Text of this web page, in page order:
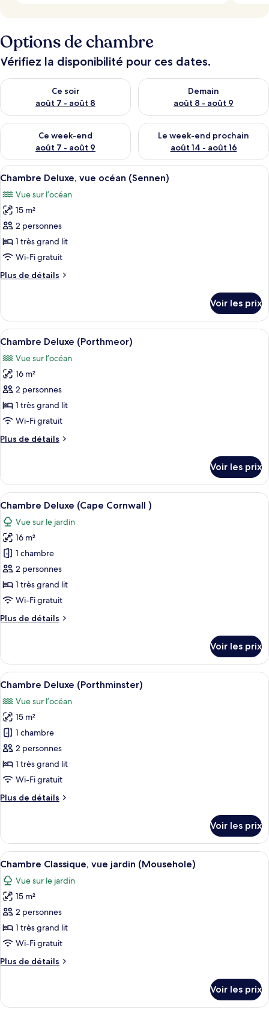
Options de chambre
Vérifiez la disponibilité pour ces dates.
Ce soir
août 7 - août 8
Vérifier la disponibilité pour ce soir août 7 - août 8
Demain
août 8 - août 9
Vérifier la disponibilité pour
Ce week-end
août 7 - août 9
Vérifier la disponibilité pour ce week-end août 7 - août 9
Le week-end prochain
août 14 - août 16
Vérifier la disponibilité pour
Afficher
toutes
les
photos
pour
ce
type
chambre :
vue
océan
Une chambre à coucher bien
3
Chambre Deluxe, vue océan (Sennen)
Vue sur l’océan
15 m²
2 personnes
1 très grand lit
Wi-Fi gratuit
Plus de détails
Plus
le
type
de
Chambre
Deluxe,
océan
(Sennen)
Voir les prix
Afficher
toutes
les
photos
pour
ce
type
chambre :
(Porthmeor)
Chambre Deluxe (Porthmeor) | Vue
3
Chambre Deluxe (Porthmeor)
Vue sur l’océan
16 m²
2 personnes
1 très grand lit
Wi-Fi gratuit
Plus de détails
Plus
le
type
de
Chambre
Deluxe
(Porthmeor)
Voir les prix
Afficher
toutes
les
photos
pour
ce
type
de
chambre :
Chambre
Cornwall
)
Une chambre bien rangée, avec un
3
Chambre Deluxe (Cape Cornwall )
Vue sur le jardin
16 m²
1 chambre
2 personnes
1 très grand lit
Wi-Fi gratuit
Plus de détails
Plus
le
type
de
Chambre
Deluxe
(Cape
Cornwall
Voir les prix
Afficher
toutes
les
photos
pour
ce
type
de
chambre :
Chambre
Une chambre avec un grand lit, une
5
Chambre Deluxe (Porthminster)
Vue sur l’océan
15 m²
1 chambre
2 personnes
1 très grand lit
Wi-Fi gratuit
Plus de détails
Plus
le
type
de
Chambre
Deluxe
Voir les prix
Afficher
toutes
les
photos
pour
ce
type
chambre :
Chambre Classique, vue jardin
3
Chambre Classique, vue jardin (Mousehole)
Vue sur le jardin
15 m²
2 personnes
1 très grand lit
Wi-Fi gratuit
Plus de détails
Plus
le
Voir les prix